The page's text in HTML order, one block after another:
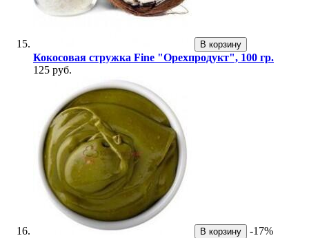
В корзину
Кокосовая стружка Fine "Орехпродукт", 100 гр.
125 руб.
В корзину
-17%